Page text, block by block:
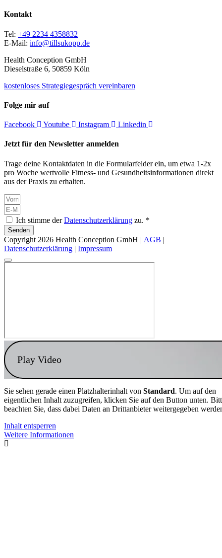
Kontakt
Tel: +49 2234 4358832
E-Mail: info@tillsukopp.de
Health Conception GmbH
Dieselstraße 6, 50859 Köln
kostenloses Strategiegespräch vereinbaren
Folge mir auf
Facebook Youtube Instagram Linkedin
Jetzt für den Newsletter anmelden
Trage deine Kontaktdaten in die Formularfelder ein, um etwa 1-2x
pro Woche wertvolle Fitness- und Gesundheitsinformationen direkt
aus der Praxis zu erhalten.
Ich stimme derDatenschutzerklärung zu. *
Senden
Copyright 2026 Health Conception GmbH | AGB |
Datenschutzerklärung | Impressum
Play Video
Sie sehen gerade einen Platzhalterinhalt von Standard. Um auf den
eigentlichen Inhalt zuzugreifen, klicken Sie auf den Button unten.
beachten Sie, dass dabei Daten an Drittanbieter weitergegeben
Inhalt entsperren
Weitere Informationen